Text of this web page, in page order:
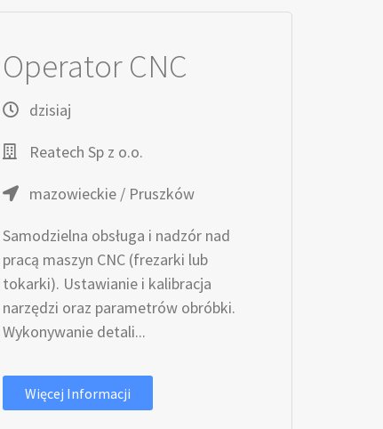
Operator CNC
dzisiaj
Reatech Sp z o.o.
mazowieckie / Pruszków
Samodzielna obsługa i nadzór nad
pracą maszyn CNC (frezarki lub
tokarki). Ustawianie i kalibracja
narzędzi oraz parametrów obróbki.
Wykonywanie detali...
Więcej Informacji